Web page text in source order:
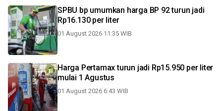
SPBU bp umumkan harga BP 92 turun jadi
Rp16.130 per liter
01 August 2026 11:35 WIB
Harga Pertamax turun jadi Rp15.950 per liter
mulai 1 Agustus
01 August 2026 6:43 WIB